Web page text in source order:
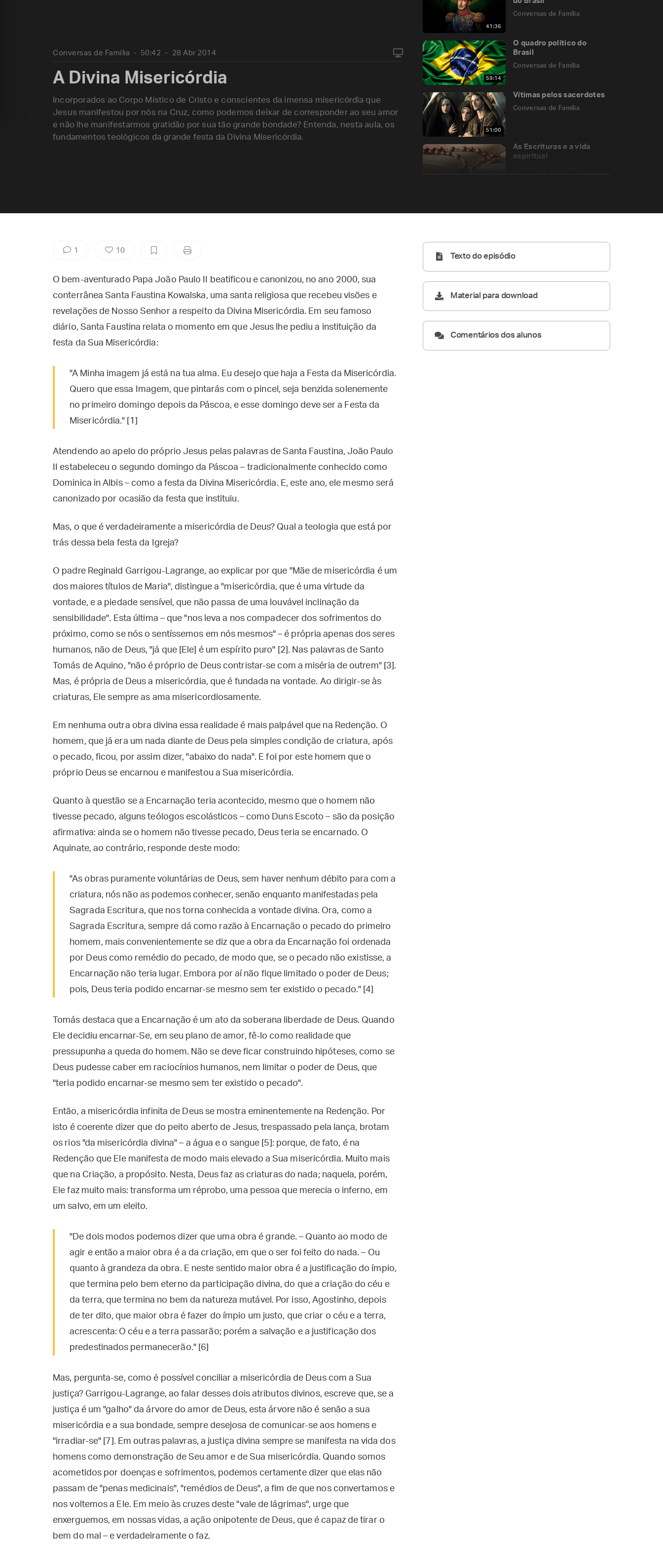
41:36
Conversas de Família
59:14
O quadro político do
Brasil
Conversas de Família
51:00
Vítimas pelos sacerdotes
Conversas de Família
As Escrituras e a vida
espiritual
Conversas de Família 50:42 28 Abr 2014
A Divina Misericórdia
Incorporados ao Corpo Místico de Cristo e conscientes da imensa misericórdia que
Jesus manifestou por nós na Cruz, como podemos deixar de corresponder ao seu amor
e não lhe manifestarmos gratidão por sua tão grande bondade? Entenda, nesta aula, os
fundamentos teológicos da grande festa da Divina Misericórdia.
1 10
O bem-aventurado Papa João Paulo II beatificou e canonizou, no ano 2000, sua
conterrânea Santa Faustina Kowalska, uma santa religiosa que recebeu visões e
revelações de Nosso Senhor a respeito da Divina Misericórdia. Em seu famoso
diário, Santa Faustina relata o momento em que Jesus lhe pediu a instituição da
festa da Sua Misericórdia:
"A Minha imagem já está na tua alma. Eu desejo que haja a Festa da Misericórdia.
Quero que essa Imagem, que pintarás com o pincel, seja benzida solenemente
no primeiro domingo depois da Páscoa, e esse domingo deve ser a Festa da
Misericórdia." [1]
Atendendo ao apelo do próprio Jesus pelas palavras de Santa Faustina, João Paulo
II estabeleceu o segundo domingo da Páscoa – tradicionalmente conhecido como
Dominica in Albis – como a festa da Divina Misericórdia. E, este ano, ele mesmo será
canonizado por ocasião da festa que instituiu.
Mas, o que é verdadeiramente a misericórdia de Deus? Qual a teologia que está por
trás dessa bela festa da Igreja?
O padre Reginald Garrigou-Lagrange, ao explicar por que "Mãe de misericórdia é um
dos maiores títulos de Maria", distingue a "misericórdia, que é uma virtude da
vontade, e a piedade sensível, que não passa de uma louvável inclinação da
sensibilidade". Esta última – que "nos leva a nos compadecer dos sofrimentos do
próximo, como se nós o sentíssemos em nós mesmos" – é própria apenas dos seres
humanos, não de Deus, "já que [Ele] é um espírito puro" [2]. Nas palavras de Santo
Tomás de Aquino, "não é próprio de Deus contristar-se com a miséria de outrem" [3].
Mas, é própria de Deus a misericórdia, que é fundada na vontade. Ao dirigir-se às
criaturas, Ele sempre as ama misericordiosamente.
Em nenhuma outra obra divina essa realidade é mais palpável que na Redenção. O
homem, que já era um nada diante de Deus pela simples condição de criatura, após
o pecado, ficou, por assim dizer, "abaixo do nada". E foi por este homem que o
próprio Deus se encarnou e manifestou a Sua misericórdia.
Quanto à questão se a Encarnação teria acontecido, mesmo que o homem não
tivesse pecado, alguns teólogos escolásticos – como Duns Escoto – são da posição
afirmativa: ainda se o homem não tivesse pecado, Deus teria se encarnado. O
Aquinate, ao contrário, responde deste modo:
"As obras puramente voluntárias de Deus, sem haver nenhum débito para com a
criatura, nós não as podemos conhecer, senão enquanto manifestadas pela
Sagrada Escritura, que nos torna conhecida a vontade divina. Ora, como a
Sagrada Escritura, sempre dá como razão à Encarnação o pecado do primeiro
homem, mais convenientemente se diz que a obra da Encarnação foi ordenada
por Deus como remédio do pecado, de modo que, se o pecado não existisse, a
Encarnação não teria lugar. Embora por aí não fique limitado o poder de Deus;
pois, Deus teria podido encarnar-se mesmo sem ter existido o pecado." [4]
Tomás destaca que a Encarnação é um ato da soberana liberdade de Deus. Quando
Ele decidiu encarnar-Se, em seu plano de amor, fê-lo como realidade que
pressupunha a queda do homem. Não se deve ficar construindo hipóteses, como se
Deus pudesse caber em raciocínios humanos, nem limitar o poder de Deus, que
"teria podido encarnar-se mesmo sem ter existido o pecado".
Então, a misericórdia infinita de Deus se mostra eminentemente na Redenção. Por
isto é coerente dizer que do peito aberto de Jesus, trespassado pela lança, brotam
os rios "da misericórdia divina" – a água e o sangue [5]: porque, de fato, é na
Redenção que Ele manifesta de modo mais elevado a Sua misericórdia. Muito mais
que na Criação, a propósito. Nesta, Deus faz as criaturas do nada; naquela, porém,
Ele faz muito mais: transforma um réprobo, uma pessoa que merecia o inferno, em
um salvo, em um eleito.
"De dois modos podemos dizer que uma obra é grande. – Quanto ao modo de
agir e então a maior obra é a da criação, em que o ser foi feito do nada. – Ou
quanto à grandeza da obra. E neste sentido maior obra é a justificação do ímpio,
que termina pelo bem eterno da participação divina, do que a criação do céu e
da terra, que termina no bem da natureza mutável. Por isso, Agostinho, depois
de ter dito, que maior obra é fazer do ímpio um justo, que criar o céu e a terra,
acrescenta: O céu e a terra passarão; porém a salvação e a justificação dos
predestinados permanecerão." [6]
Mas, pergunta-se, como é possível conciliar a misericórdia de Deus com a Sua
justiça? Garrigou-Lagrange, ao falar desses dois atributos divinos, escreve que, se a
justiça é um "galho" da árvore do amor de Deus, esta árvore não é senão a sua
misericórdia e a sua bondade, sempre desejosa de comunicar-se aos homens e
"irradiar-se" [7]. Em outras palavras, a justiça divina sempre se manifesta na vida dos
homens como demonstração de Seu amor e de Sua misericórdia. Quando somos
acometidos por doenças e sofrimentos, podemos certamente dizer que elas não
passam de "penas medicinais", "remédios de Deus", a fim de que nos convertamos e
nos voltemos a Ele. Em meio às cruzes deste "vale de lágrimas", urge que
enxerguemos, em nossas vidas, a ação onipotente de Deus, que é capaz de tirar o
bem do mal – e verdadeiramente o faz.
Texto do episódio
Material para download
Comentários dos alunos